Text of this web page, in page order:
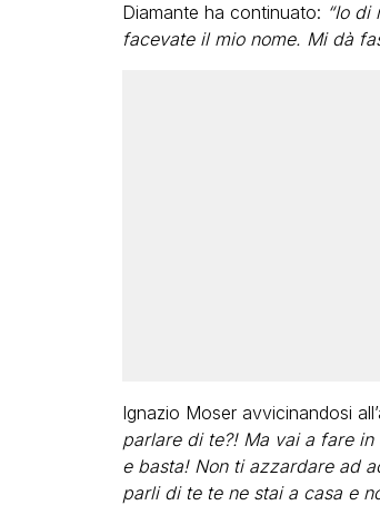
Diamante ha continuato: “Io di
facevate il mio nome. Mi dà
Ignazio Moser avvicinandosi
parlare di te?! Ma vai a fare
e basta! Non ti azzardare ad
parli di te te ne stai a casa e